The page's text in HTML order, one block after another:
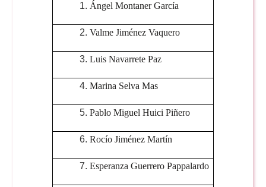
Ángel Montaner García
Valme Jiménez Vaquero
Luis Navarrete Paz
Marina Selva Mas
Pablo Miguel Huici Piñero
Rocío Jiménez Martín
Esperanza Guerrero Pappalardo